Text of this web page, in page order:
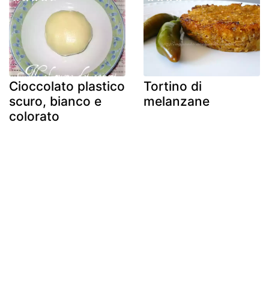
Cioccolato plastico
scuro, bianco e
colorato
Tortino di
melanzane